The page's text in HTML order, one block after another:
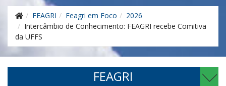
FEAGRI Feagri em Foco
2026
Intercâmbio de Conhecimento: FEAGRI recebe Comitiva
da UFFS
FEAGRI